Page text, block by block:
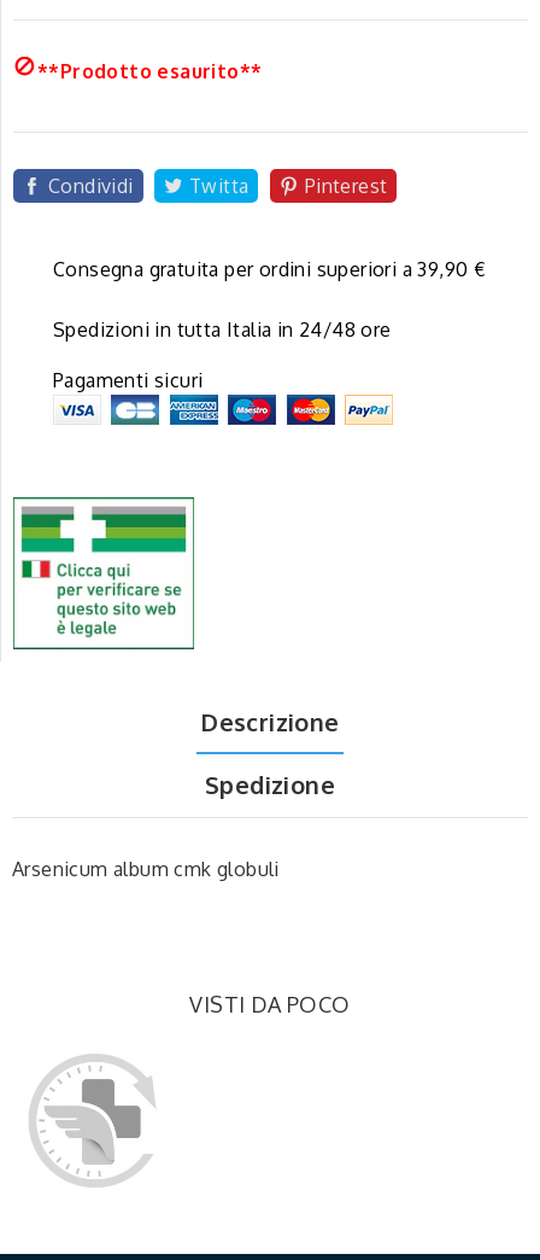
**Prodotto esaurito**
Condividi Twitta Pinterest
Consegna gratuita per ordini superiori a 39,90 €
Spedizioni in tutta Italia in 24/48 ore
Pagamenti sicuri
Descrizione
Spedizione
Arsenicum album cmk globuli
VISTI DA POCO